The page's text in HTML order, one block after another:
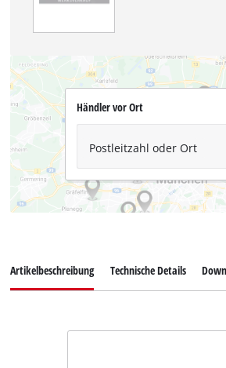
Händler vor Ort
Postleitzahl oder Ort
Artikelbeschreibung Technische Details